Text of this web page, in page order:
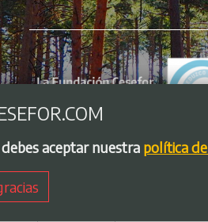
aceptar nuestra política